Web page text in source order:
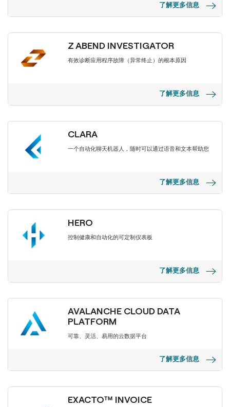
了解更多信息
Z ABEND INVESTIGATOR
有效诊断应用程序故障（异常终止）的根本原因
了解更多信息
CLARA
一个自动化聊天机器人，随时可以通过语音和文本帮助您
了解更多信息
HERO
控制健康和自动化的可定制仪表板
了解更多信息
AVALANCHE CLOUD DATA
PLATFORM
可靠、灵活、易用的云数据平台
了解更多信息
EXACTO™ INVOICE